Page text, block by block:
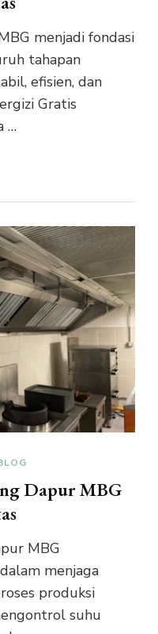
menjadi fondasi
tahapan
efisien, dan
Gratis
…
Dapur MBG
MBG
menjaga
produksi
suhu